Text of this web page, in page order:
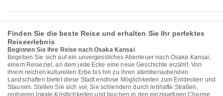
Finden Sie die beste Reise und erhalten Sie Ihr perfektes
Reiseerlebnis
Beginnen Sie Ihre Reise nach Osaka Kansai
Begeben Sie sich auf ein unvergessliches Abenteuer nach Osaka Kansai,
einem Reiseziel, an dem jede Ecke eine neue Geschichte erzählt. Von
ihrem reichen kulturellen Erbe bis hin zu ihren atemberaubenden
Landschaften bietet diese Stadt endlose Möglichkeiten zum Entdecken und
Staunen. Stellen Sie sich vor, Sie schlendern durch lebhafte Straßen,
probieren lokale Köstlichkeiten und tauchen in den einzigartigen Charme